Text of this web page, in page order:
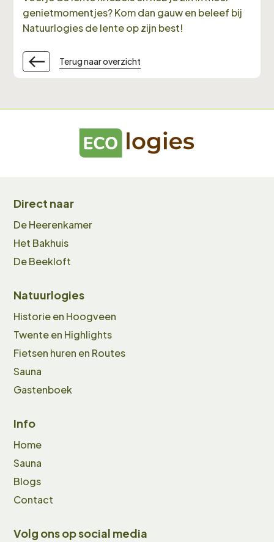
genietmomentjes? Kom dan gauw en beleef bij
Natuurlogies de lente op zijn best!
Terug naar overzicht
Direct naar
De Heerenkamer
Het Bakhuis
De Beekloft
Natuurlogies
Historie en Hoogveen
Twente en Highlights
Fietsen huren en Routes
Sauna
Gastenboek
Info
Home
Sauna
Blogs
Contact
Volg ons op social media